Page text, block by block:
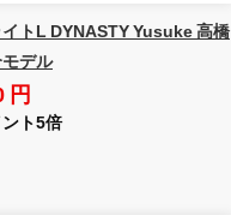
トL DYNASTY Yusuke 高橋
デル
円
ト5倍